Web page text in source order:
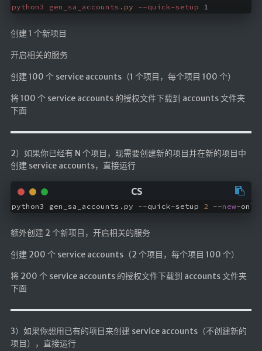
python3 gen_sa_accounts .py --quick-setup
创建 1 个新项目
开启相关的服务
创建 100 个 service accounts（1 个项目，每个项目 100 个）
将 100 个 service accounts 的授权文件下载到 accounts 文件夹
下面
2）如果你已经有 N 个项目，现需要创建新的项目并在新的项目中
创建 service accounts，直接运行
python3 gen_sa_accounts.py --quick-setup 2 --new
额外创建 2 个新项目，开启相关的服务
创建 200 个 service accounts（2 个项目，每个项目 100 个）
将 200 个 service accounts 的授权文件下载到 accounts 文件夹
下面
3）如果你想用已有的项目来创建 service accounts（不创建新的
项目），直接运行
发现中国
世界货币
🔨工具
手写文件生成
文件传输
九宫格照片生成
图片加水印
家庭网盘